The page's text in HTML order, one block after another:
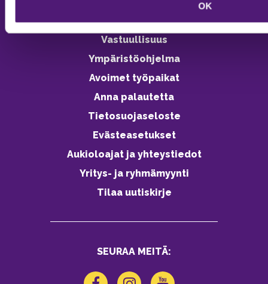
OK
Vastuullisuus
Ympäristöohjelma
Avoimet työpaikat
Anna palautetta
Tietosuojaseloste
Evästeasetukset
Aukioloajat ja yhteystiedot
Yritys- ja ryhmämyynti
Tilaa uutiskirje
SEURAA MEITÄ: